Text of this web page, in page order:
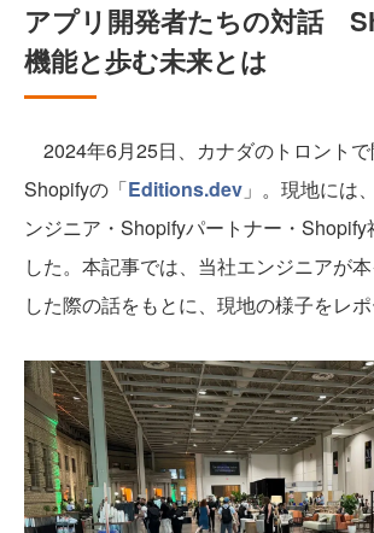
アプリ開発者たちの対話
機能と歩む未来とは
2024年6月25日、カナダのトロントで
Shopifyの「Editions.dev 」。現地には
ンジニア・Shopifyパートナー・Shopify
した。本記事では、当社エンジニアが
した際の話をもとに、現地の様子をレポ